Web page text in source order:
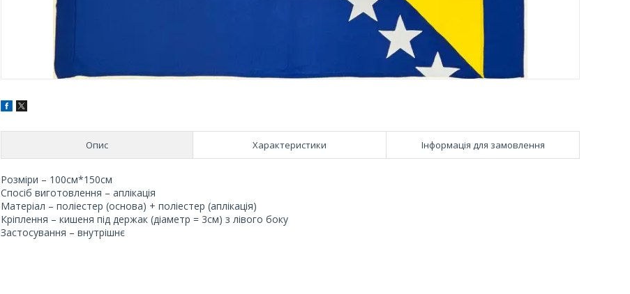
Опис Характеристики Інформація для замовлення
Розміри – 100cм*150cм
Спосіб виготовлення – аплікація
Матеріал – поліестер (основа) + поліестер (аплікація)
Кріплення – кишеня під держак (діаметр = 3см) з лівого боку
Застосування – внутрішнє